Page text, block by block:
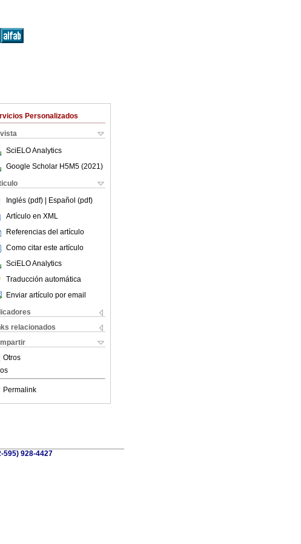
Personalizados
SciELO Analytics
Google Scholar H5M5 (2021 )
Inglés (pdf) | Español (pdf)
Artículo en XML
Referencias del artículo
Como citar este artículo
SciELO Analytics
Traducción automática
Enviar artículo por email
relacionados
Otros
Permalink
595) 928-4427